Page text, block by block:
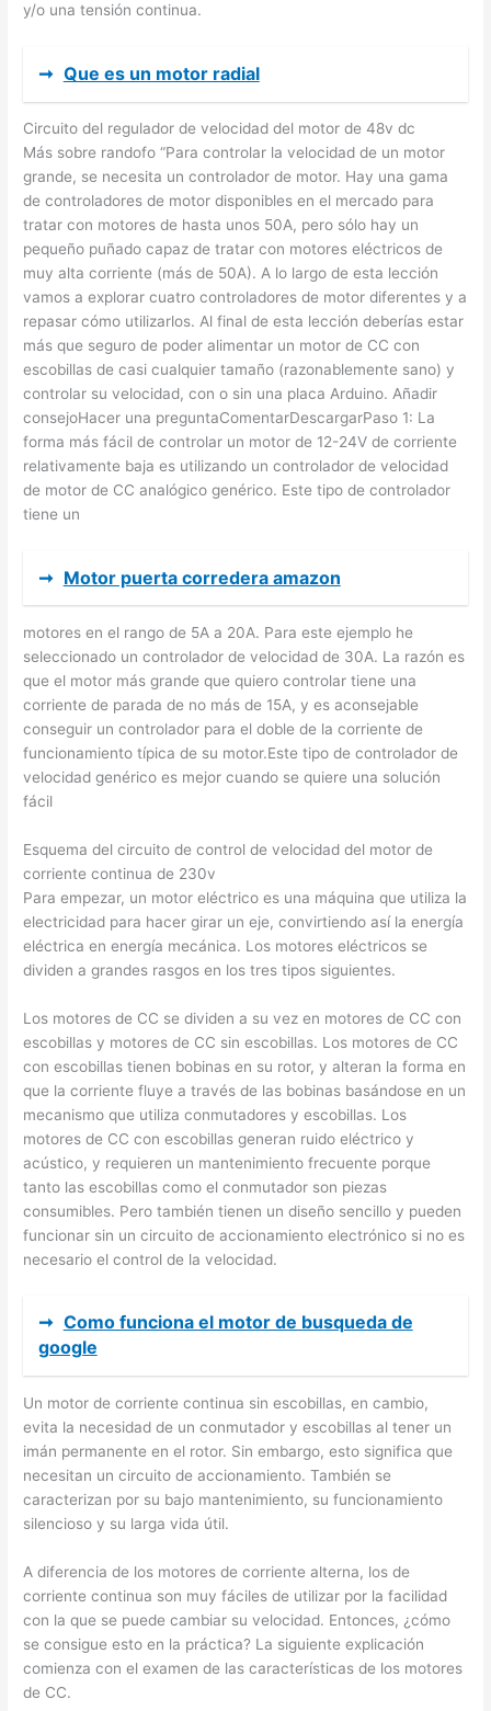
y/o una tensión continua.
➞ Que es un motor radial
Circuito del regulador de velocidad del motor de 48v dc
Más sobre randofo “Para controlar la velocidad de un motor
grande, se necesita un controlador de motor. Hay una gama
de controladores de motor disponibles en el mercado para
tratar con motores de hasta unos 50A, pero sólo hay un
pequeño puñado capaz de tratar con motores eléctricos de
muy alta corriente (más de 50A). A lo largo de esta lección
vamos a explorar cuatro controladores de motor diferentes y a
repasar cómo utilizarlos. Al final de esta lección deberías estar
más que seguro de poder alimentar un motor de CC con
escobillas de casi cualquier tamaño (razonablemente sano) y
controlar su velocidad, con o sin una placa Arduino. Añadir
consejoHacer una preguntaComentarDescargarPaso 1: La
forma más fácil de controlar un motor de 12-24V de corriente
relativamente baja es utilizando un controlador de velocidad
de motor de CC analógico genérico. Este tipo de controlador
tiene un
➞ Motor puerta corredera amazon
motores en el rango de 5A a 20A. Para este ejemplo he
seleccionado un controlador de velocidad de 30A. La razón es
que el motor más grande que quiero controlar tiene una
corriente de parada de no más de 15A, y es aconsejable
conseguir un controlador para el doble de la corriente de
funcionamiento típica de su motor.Este tipo de controlador de
velocidad genérico es mejor cuando se quiere una solución
fácil
Esquema del circuito de control de velocidad del motor de
corriente continua de 230v
Para empezar, un motor eléctrico es una máquina que utiliza la
electricidad para hacer girar un eje, convirtiendo así la energía
eléctrica en energía mecánica. Los motores eléctricos se
dividen a grandes rasgos en los tres tipos siguientes.
Los motores de CC se dividen a su vez en motores de CC con
escobillas y motores de CC sin escobillas. Los motores de CC
con escobillas tienen bobinas en su rotor, y alteran la forma en
que la corriente fluye a través de las bobinas basándose en un
mecanismo que utiliza conmutadores y escobillas. Los
motores de CC con escobillas generan ruido eléctrico y
acústico, y requieren un mantenimiento frecuente porque
tanto las escobillas como el conmutador son piezas
consumibles. Pero también tienen un diseño sencillo y pueden
funcionar sin un circuito de accionamiento electrónico si no es
necesario el control de la velocidad.
➞ Como funciona el motor de busqueda de
google
Un motor de corriente continua sin escobillas, en cambio,
evita la necesidad de un conmutador y escobillas al tener un
imán permanente en el rotor. Sin embargo, esto significa que
necesitan un circuito de accionamiento. También se
caracterizan por su bajo mantenimiento, su funcionamiento
silencioso y su larga vida útil.
A diferencia de los motores de corriente alterna, los de
corriente continua son muy fáciles de utilizar por la facilidad
con la que se puede cambiar su velocidad. Entonces, ¿cómo
se consigue esto en la práctica? La siguiente explicación
comienza con el examen de las características de los motores
de CC.